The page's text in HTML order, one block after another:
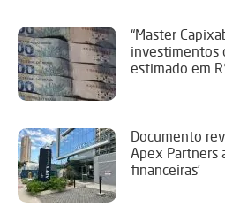
“Master
investimentos
estimado em
Documento
Apex Partners
financeiras’